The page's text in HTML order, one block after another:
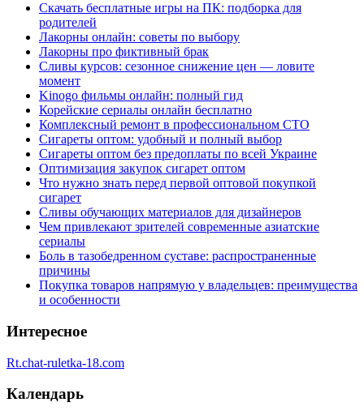
Скачать бесплатные игры на ПК: подборка для
родителей
Лакорны онлайн: советы по выбору
Лакорны про фиктивный брак
Сливы курсов: сезонное снижение цен — ловите
момент
Kinogo фильмы онлайн: полный гид
Корейские сериалы онлайн бесплатно
Комплексный ремонт в профессиональном СТО
Сигареты оптом: удобный и полный выбор
Сигареты оптом без предоплаты по всей Украине
Оптимизация закупок сигарет оптом
Что нужно знать перед первой оптовой покупкой
сигарет
Сливы обучающих материалов для дизайнеров
Чем привлекают зрителей современные азиатские
сериалы
Боль в тазобедренном суставе: распространенные
причины
Покупка товаров напрямую у владельцев: преимущества
и особенности
Интересное
Rt.chat-ruletka-18.com
Календарь